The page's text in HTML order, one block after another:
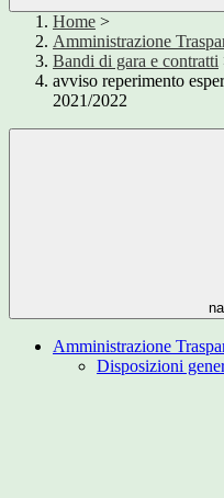
Home >
Amministrazione
Bandi di gara e contratti
avviso reperimento
2021/2022
Amministrazione
Disposizioni